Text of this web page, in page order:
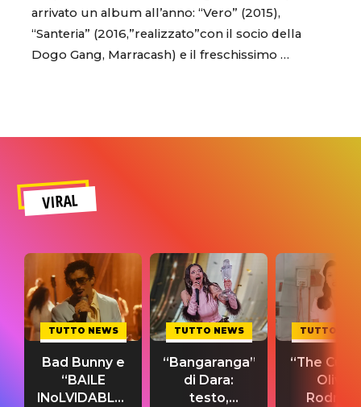
arrivato un album all’anno: “Vero” (2015),
“Santeria” (2016,”realizzato”con il socio della
Dogo Gang, Marracash) e il freschissimo …
VIRAL
TUTTO NEWS
Bad Bunny e
“BAILE
INoLVIDABLE”:
TUTTO NEWS
“Bangaranga”
di Dara:
testo,
TUTTO
“The
Olivia